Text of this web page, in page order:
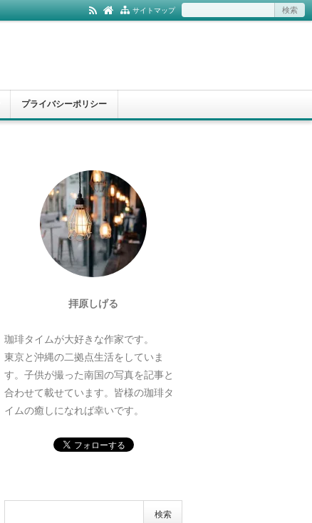
サイトマップ
プライバシーポリシー
拝原しげる
珈琲タイムが大好きな作家です。
東京と沖縄の二拠点生活をしていま
す。子供が撮った南国の写真を記事と
合わせて載せています。皆様の珈琲タ
イムの癒しになれば幸いです。